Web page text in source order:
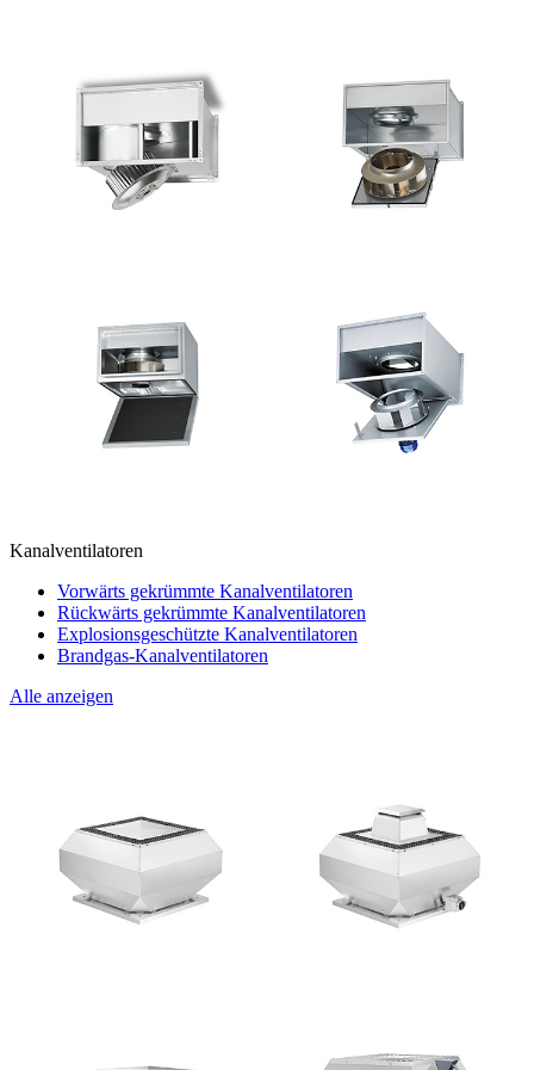
Kanalventilatoren
Vorwärts gekrümmte Kanalventilatoren
Rückwärts gekrümmte Kanalventilatoren
Explosionsgeschützte Kanalventilatoren
Brandgas-Kanalventilatoren
Alle anzeigen